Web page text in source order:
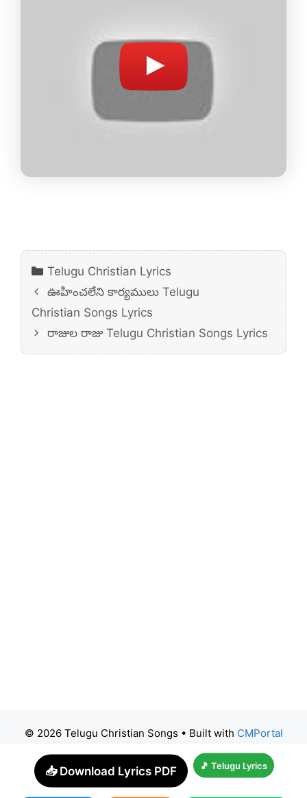
Categories
Telugu Christian Lyrics
ఊహించలేని కార్యములు Telugu
Christian Songs Lyrics
రాజుల రాజు Telugu Christian Songs Lyrics
© 2026 Telugu Christian Songs • Built with CMPortal
📥 Download Lyrics PDF 🎵 Telugu Lyrics